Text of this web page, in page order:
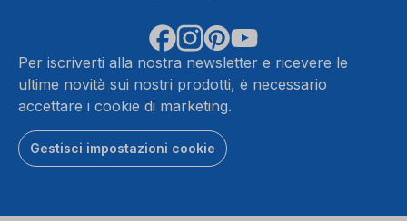
Per iscriverti alla nostra newsletter e ricevere le
ultime novità sui nostri prodotti, è necessario
accettare i cookie di marketing.
Gestisci impostazioni cookie